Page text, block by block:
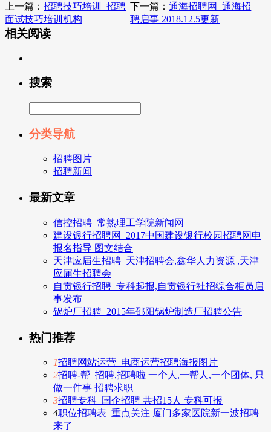
上一篇： 招聘技巧培训_招聘
面试技巧培训机构
下一篇：通海招聘网_通海招
聘启事 2018.12.5更新
相关阅读
搜索
分类导航
招聘图片
招聘新闻
最新文章
信控招聘_常熟理工学院新闻网
建设银行招聘网_2017中国建设银行校园招聘网申
报名指导 图文结合
天津应届生招聘_天津招聘会,鑫华人力资源 ,天津
应届生招聘会
自贡银行招聘_专科起报,自贡银行社招综合柜员启
事发布
锅炉厂招聘_2015年邵阳锅炉制造厂招聘公告
热门推荐
1招聘网站运营_电商运营招聘海报图片
2招聘-帮_招聘,招聘啦 一个人,一帮人,一个团体, 只
做一件事 招聘求职
3招聘专科_国企招聘 共招15人 专科可报
4职位招聘表_重点关注 厦门多家医院新一波招聘
来了